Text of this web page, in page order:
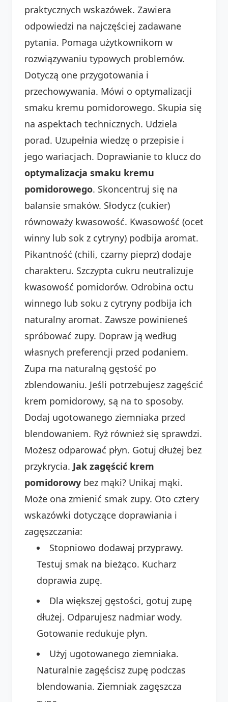
praktycznych wskazówek. Zawiera
odpowiedzi na najczęściej zadawane
pytania. Pomaga użytkownikom w
rozwiązywaniu typowych problemów.
Dotyczą one przygotowania i
przechowywania. Mówi o optymalizacji
smaku kremu pomidorowego. Skupia się
na aspektach technicznych. Udziela
porad. Uzupełnia wiedzę o przepisie i
jego wariacjach. Doprawianie to klucz do
optymalizacja smaku kremu
pomidorowego. Skoncentruj się na
balansie smaków. Słodycz (cukier)
równoważy kwasowość. Kwasowość (ocet
winny lub sok z cytryny) podbija aromat.
Pikantność (chili, czarny pieprz) dodaje
charakteru. Szczypta cukru neutralizuje
kwasowość pomidorów. Odrobina octu
winnego lub soku z cytryny podbija ich
naturalny aromat. Zawsze powinieneś
spróbować zupy. Dopraw ją według
własnych preferencji przed podaniem.
Zupa ma naturalną gęstość po
zblendowaniu. Jeśli potrzebujesz zagęścić
krem pomidorowy, są na to sposoby.
Dodaj ugotowanego ziemniaka przed
blendowaniem. Ryż również się sprawdzi.
Możesz odparować płyn. Gotuj dłużej bez
przykrycia. Jak zagęścić krem
pomidorowy bez mąki? Unikaj mąki.
Może ona zmienić smak zupy. Oto cztery
wskazówki dotyczące doprawiania i
zagęszczania:
Stopniowo dodawaj przyprawy.
Testuj smak na bieżąco. Kucharz
doprawia zupę.
Dla większej gęstości, gotuj zupę
dłużej. Odparujesz nadmiar wody.
Gotowanie redukuje płyn.
Użyj ugotowanego ziemniaka.
Naturalnie zagęścisz zupę podczas
blendowania. Ziemniak zagęszcza